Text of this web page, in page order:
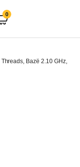
0
Bazë 2.10 GHz,